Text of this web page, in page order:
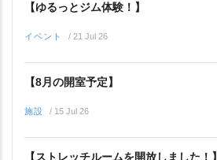
【ゆるっとジム体験！】
イベント / 21 Jul 26
【8月の開室予定】
施設 / 15 Jul 26
【ストレッチルームを開放しました！】